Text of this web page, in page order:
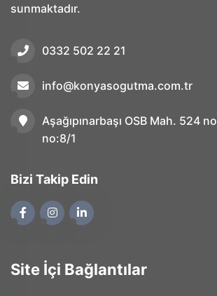
sunmaktadır.
0332 502 22 21
info@konyasogutma.com.tr
Aşağıpınarbaşı OSB Mah. 524
no:8/1
Bizi Takip Edin
Site İçi Bağlantılar